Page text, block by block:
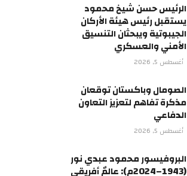
الرئيس حسن شيخ محمود
يستقبل رئيس هيئة الأركان
الجيبوتية ويبحثان التنسيق
الأمني والعسكري
أغسطس 5, 2026
الصومال وباكستان توقعان
مذكرة تفاهم لتعزيز التعاون
الدفاعي
أغسطس 5, 2026
البروفيسور محمود عبدي نور
(1943–2024م): عالمٌ أفريقي